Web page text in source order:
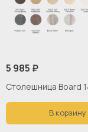
5 985 ₽
Столешница Board
В корзину